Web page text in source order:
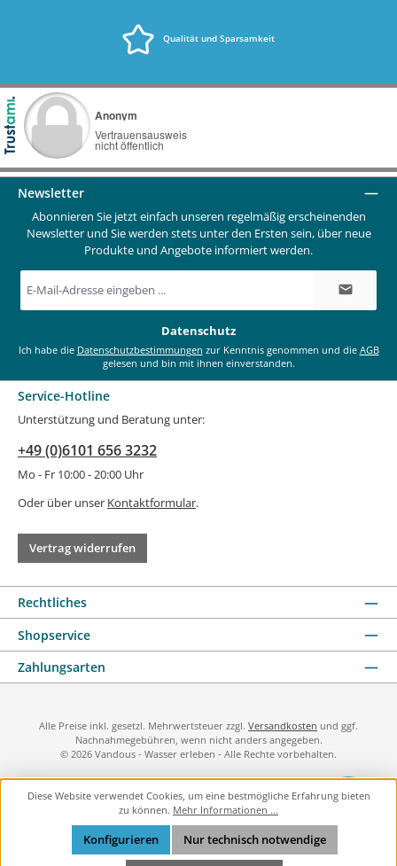
Qualität und Sparsamkeit
Newsletter
Abonnieren Sie jetzt einfach unseren regelmäßig erscheinenden
Newsletter und Sie werden stets unter den Ersten sein, über neue
Produkte und Angebote informiert werden.
Mail-
Datenschutz
Ich habe die Datenschutzbestimmungen zur Kenntnis genommen und die AGB
gelesen und bin mit ihnen einverstanden.
Service-Hotline
Unterstützung und Beratung unter:
+49 (0)6101 656 3232
Mo - Fr 10:00 - 20:00 Uhr
Oder über unser Kontaktformular.
Vertrag widerrufen
Rechtliches
Shopservice
Zahlungsarten
Alle Preise inkl. gesetzl. Mehrwertsteuer zzgl. Versandkosten und ggf.
Nachnahmegebühren, wenn nicht anders angegeben.
© 2026 Vandous - Wasser erleben - Alle Rechte vorbehalten.
Diese Website verwendet Cookies, um eine bestmögliche Erfahrung bieten
zu können. Mehr Informationen ...
Nur technisch notwendige
Konfigurieren